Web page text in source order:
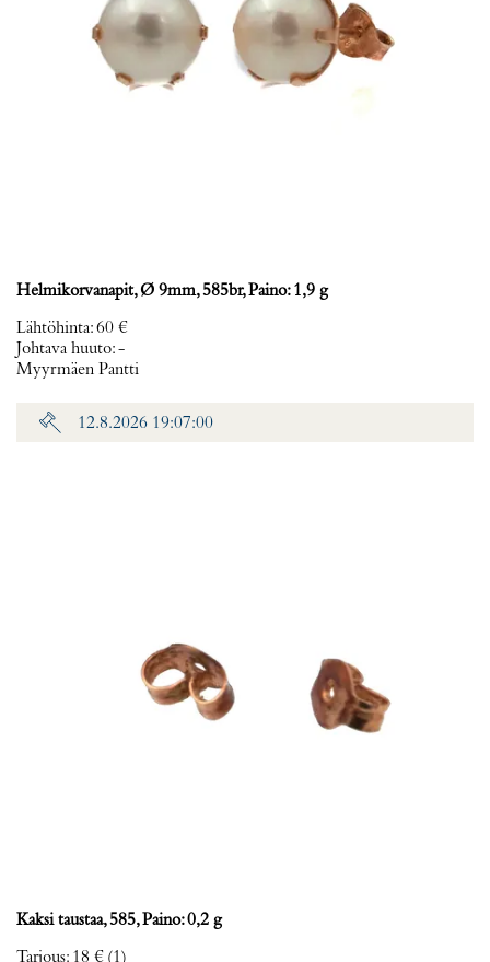
Helmikorvanapit, Ø 9mm, 585br, Paino: 1,9 g
Lähtöhinta:60 €
Johtava huuto:-
Myyrmäen Pantti
12.8.2026 19:07:00
Kaksi taustaa, 585, Paino: 0,2 g
Tarjous: 18 € (1)